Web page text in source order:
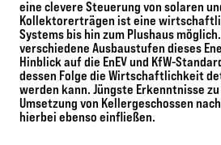
eine clevere Steuerung von solaren
Kollektorerträgen ist eine
Systems bis hin zum Plushaus
verschiedene Ausbaustufen dieses
Hinblick auf die EnEV und KfW-
dessen Folge die Wirtschaftlichkeit
werden kann. Jüngste Erkenntnisse
Umsetzung von Kellergeschossen nach
hierbei ebenso einfließen.